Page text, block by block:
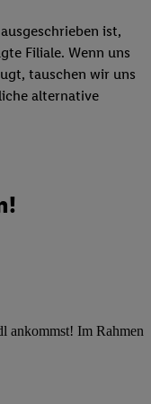
ist,
Filiale. Wenn uns
tauschen wir uns
alternative
Im Rahmen